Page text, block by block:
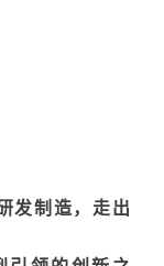
发制造，走出